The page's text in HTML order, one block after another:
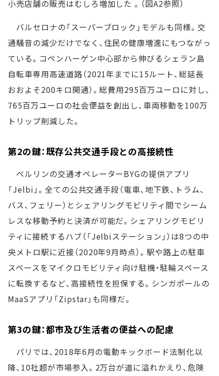
小売店舗の販売はむしろ増加した 。（図A2参照）
バルセロナの「スーパーブロック」モデルも同様。交
通騒音の減少だけでなく、住民の健康増進にもつながっ
ている。コペンハーゲン中心部から伸びるシェラン島
自転車専用高速道路（2021年までに15ルート、総延長
おおよそ200キロ開通）。総費用295百万ユーロに対し、
765百万ユーロの社会便益を創出し、車両移動を100万
トリップ削減した。
第2の鍵：既存公共交通手段との高接続性
ベルリンの交通オペレーターBYGの提供アプリ
「Jelbi」。全ての公共交通手段（電車、地下鉄、トラム、
バス、フェリー）とシェアリングモビリティ間でシーム
レスな移動予約と決済が可能だ。シェアリングモビリ
ティに接続するハブ（「Jelbiステーション」）は8つの中
央メトロ駅に近接（2020年9月時点）。駅や路上の駐車
スペースをマイクロモビリティ向け駐機・駐輪スペース
に転換するなど、高接続性を担保する。シンガポールの
MaaSアプリ「Zipstar」も同様だ。
第3の鍵：都市及び生活者の便益への配慮
パリでは、2018年6月の電動キックボード法制化以
降、10社超が市場参入。2万台が道に溢れかえり、危険